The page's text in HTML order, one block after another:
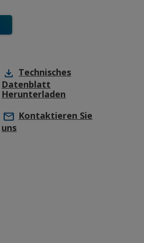
Technisches
Datenblatt
Herunterladen
Kontaktieren Sie
uns